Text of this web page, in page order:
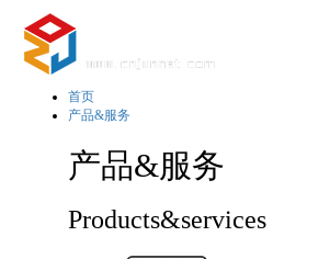
首页
产品&服务
产品&服务
Products&services